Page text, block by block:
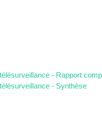
- Rapport
- Synthèse